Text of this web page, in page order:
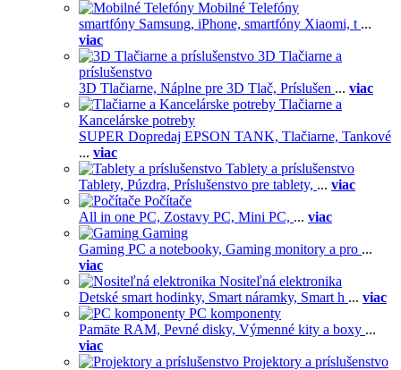
Mobilné Telefóny
smartfóny Samsung, iPhone, smartfóny Xiaomi, t ...
viac
3D Tlačiarne a
príslušenstvo
3D Tlačiarne, Náplne pre 3D Tlač, Príslušen ... viac
Tlačiarne a
Kancelárske potreby
SUPER Dopredaj EPSON TANK, Tlačiarne, Tankové
... viac
Tablety a príslušenstvo
Tablety, Púzdra, Príslušenstvo pre tablety, ... viac
Počítače
All in one PC, Zostavy PC, Mini PC, ... viac
Gaming
Gaming PC a notebooky, Gaming monitory a pro ...
viac
Nositeľná elektronika
Detské smart hodinky, Smart náramky, Smart h ... viac
PC komponenty
Pamäte RAM, Pevné disky, Výmenné kity a boxy ...
viac
Projektory a príslušenstvo